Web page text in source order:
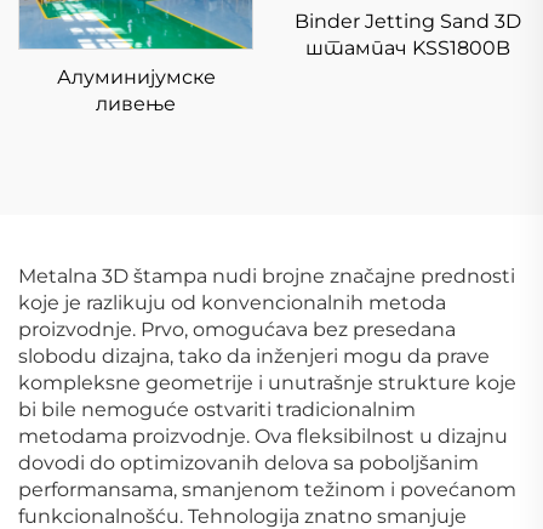
Алуминијумске
ливење
Binder Jetting Sand 3D
штампач KSS1800B
Metalna 3D štampa nudi brojne značajne prednosti
koje je razlikuju od konvencionalnih metoda
proizvodnje. Prvo, omogućava bez presedana
slobodu dizajna, tako da inženjeri mogu da prave
kompleksne geometrije i unutrašnje strukture koje
bi bile nemoguće ostvariti tradicionalnim
metodama proizvodnje. Ova fleksibilnost u dizajnu
dovodi do optimizovanih delova sa poboljšanim
performansama, smanjenom težinom i povećanom
funkcionalnošću. Tehnologija znatno smanjuje